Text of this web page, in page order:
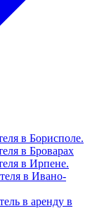
в Борисполе.
в Броварах
в Ирпене.
в Ивано-
в аренду в